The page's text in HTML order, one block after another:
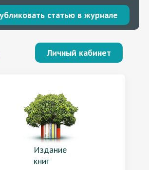
статью в журнале
Личный кабинет
Издание
книг